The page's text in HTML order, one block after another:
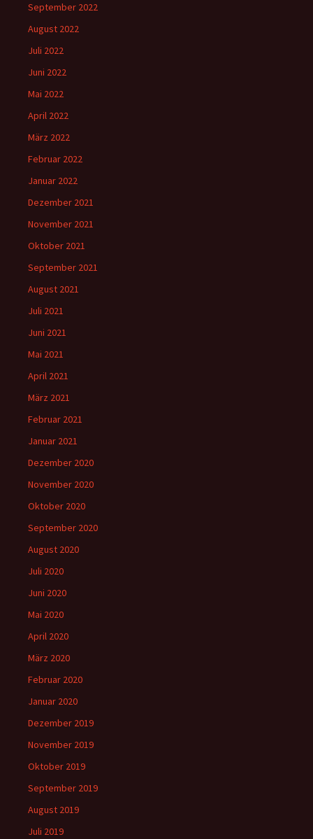
September 2022
August 2022
Juli 2022
Juni 2022
Mai 2022
April 2022
März 2022
Februar 2022
Januar 2022
Dezember 2021
November 2021
Oktober 2021
September 2021
August 2021
Juli 2021
Juni 2021
Mai 2021
April 2021
März 2021
Februar 2021
Januar 2021
Dezember 2020
November 2020
Oktober 2020
September 2020
August 2020
Juli 2020
Juni 2020
Mai 2020
April 2020
März 2020
Februar 2020
Januar 2020
Dezember 2019
November 2019
Oktober 2019
September 2019
August 2019
Juli 2019